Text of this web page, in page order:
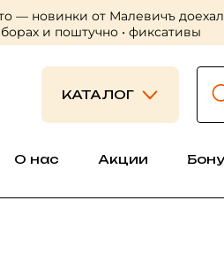
КАТАЛОГ
О нас Акции